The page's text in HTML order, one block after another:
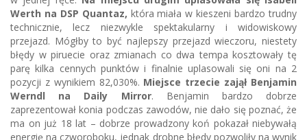
Werth na DSP Quantaz, która miała w kieszeni bardzo trudny
technicznie, lecz niezwykle spektakularny i widowiskowy
przejazd. Mógłby to być najlepszy przejazd wieczoru, niestety
błędy w piruecie oraz zmianach co dwa tempa kosztowały tę
parę kilka cennych punktów i finalnie uplasowali się oni na 2
pozycji z wynikiem 82,030%. Miejsce trzecie zajął Benjamin
Werndl na Daily Mirror. Benjamin bardzo dobrze
zaprezentował konia podczas zawodów, nie dało się poznać, że
ma on już 18 lat – dobrze prowadzony koń pokazał niebywałą
energię na czworoboku, jednak drobne błędy pozwoliły na wynik